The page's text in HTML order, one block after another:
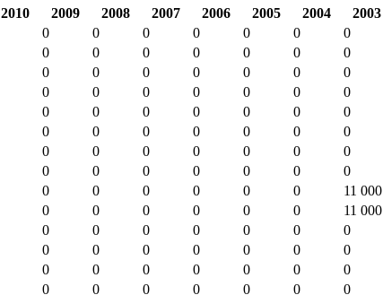
2010 2009 2008 2007 2006 2005 2004 2003
0 0 0 0 0 0 0
0 0 0 0 0 0 0
0 0 0 0 0 0 0
0 0 0 0 0 0 0
0 0 0 0 0 0 0
0 0 0 0 0 0 0
0 0 0 0 0 0 0
0 0 0 0 0 0 0
0 0 0 0 0 0 11 000
0 0 0 0 0 0 11 000
0 0 0 0 0 0 0
0 0 0 0 0 0 0
0 0 0 0 0 0 0
0 0 0 0 0 0 0